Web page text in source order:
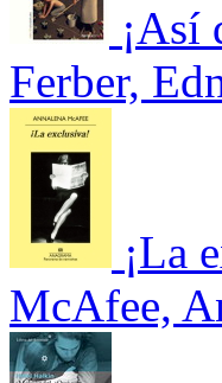
¡Así
Ferber,
¡La
McAfee,